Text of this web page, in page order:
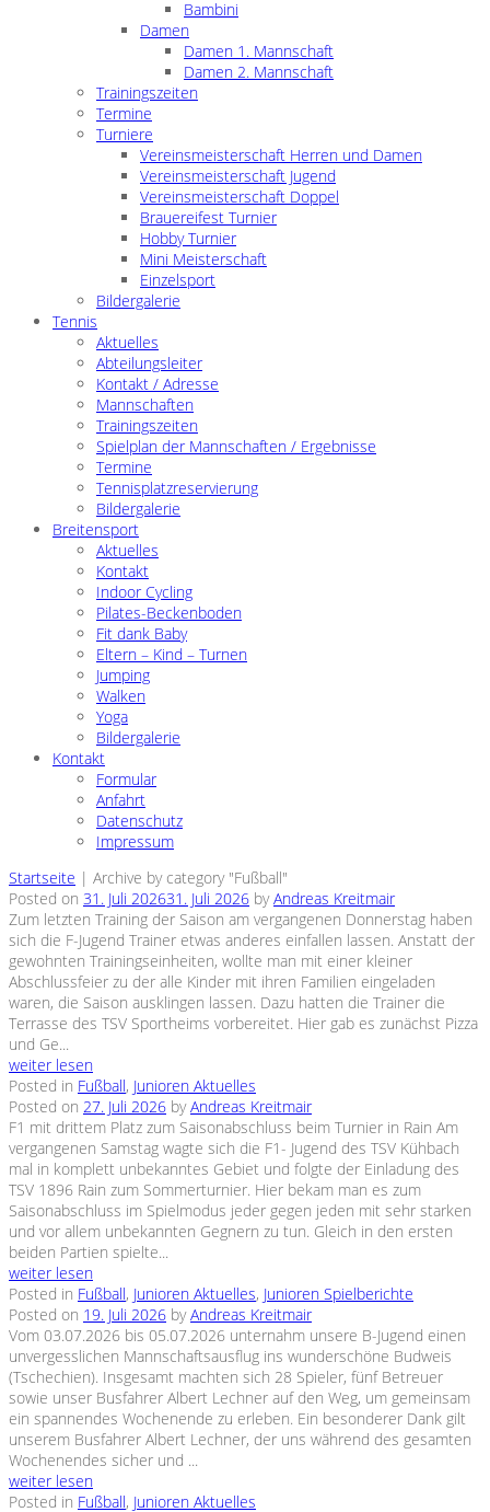
Bambini
Damen
Damen 1. Mannschaft
Damen 2. Mannschaft
Trainingszeiten
Termine
Turniere
Vereinsmeisterschaft Herren und Damen
Vereinsmeisterschaft Jugend
Vereinsmeisterschaft Doppel
Brauereifest Turnier
Hobby Turnier
Mini Meisterschaft
Einzelsport
Bildergalerie
Tennis
Aktuelles
Abteilungsleiter
Kontakt / Adresse
Mannschaften
Trainingszeiten
Spielplan der Mannschaften / Ergebnisse
Termine
Tennisplatzreservierung
Bildergalerie
Breitensport
Aktuelles
Kontakt
Indoor Cycling
Pilates-Beckenboden
Fit dank Baby
Eltern – Kind – Turnen
Jumping
Walken
Yoga
Bildergalerie
Kontakt
Formular
Anfahrt
Datenschutz
Impressum
Startseite | Archive by category "Fußball"
Posted on 31. Juli 202631. Juli 2026 byAndreas Kreitmair
Zum letzten Training der Saison am vergangenen Donnerstag haben
sich die F-Jugend Trainer etwas anderes einfallen lassen. Anstatt der
gewohnten Trainingseinheiten, wollte man mit einer kleiner
Abschlussfeier zu der alle Kinder mit ihren Familien eingeladen
waren, die Saison ausklingen lassen. Dazu hatten die Trainer die
Terrasse des TSV Sportheims vorbereitet. Hier gab es zunächst Pizza
und Ge...
weiter lesen
Posted in Fußball, Junioren Aktuelles
Posted on 27. Juli 2026 byAndreas Kreitmair
F1 mit drittem Platz zum Saisonabschluss beim Turnier in Rain Am
vergangenen Samstag wagte sich die F1- Jugend des TSV Kühbach
mal in komplett unbekanntes Gebiet und folgte der Einladung des
TSV 1896 Rain zum Sommerturnier. Hier bekam man es zum
Saisonabschluss im Spielmodus jeder gegen jeden mit sehr starken
und vor allem unbekannten Gegnern zu tun. Gleich in den ersten
beiden Partien spielte...
weiter lesen
Posted in Fußball, Junioren Aktuelles, Junioren Spielberichte
Posted on 19. Juli 2026 byAndreas Kreitmair
Vom 03.07.2026 bis 05.07.2026 unternahm unsere B-Jugend einen
unvergesslichen Mannschaftsausflug ins wunderschöne Budweis
(Tschechien). Insgesamt machten sich 28 Spieler, fünf Betreuer
sowie unser Busfahrer Albert Lechner auf den Weg, um gemeinsam
ein spannendes Wochenende zu erleben. Ein besonderer Dank gilt
unserem Busfahrer Albert Lechner, der uns während des gesamten
Wochenendes sicher und ...
weiter lesen
Posted in Fußball, Junioren Aktuelles